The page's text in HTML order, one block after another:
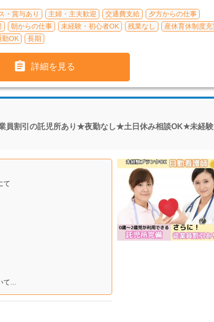
・賞与あり 主婦・主夫歓迎 交通費支給
夕方からの仕事
朝からの仕事 未経験・初心者OK 残業なし
産休育休制度充
勤OK 長期
 詳細を見る
員割引の託児所あり★夜勤なし★土日休み相談OK★未経
て
...